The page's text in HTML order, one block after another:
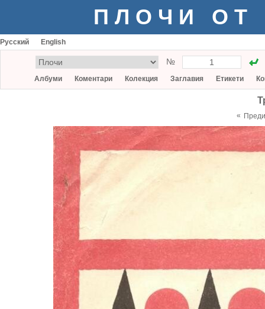
ПЛОЧИ ОТ
Русский English
№
Албуми Коментари Колекция Заглавия Етикети
«